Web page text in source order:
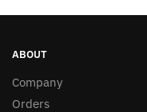
ABOUT
Company
Orders